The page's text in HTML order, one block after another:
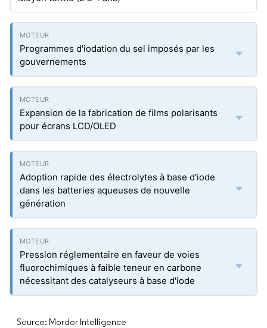
Programmes d'iodation du sel imposés par les
gouvernements
Expansion de la fabrication de films polarisants
pour écrans LCD/OLED
Adoption rapide des électrolytes à base d'iode
dans les batteries aqueuses de nouvelle
génération
Pression réglementaire en faveur de voies
fluorochimiques à faible teneur en carbone
nécessitant des catalyseurs à base d'iode
Source: Mordor Intelligence